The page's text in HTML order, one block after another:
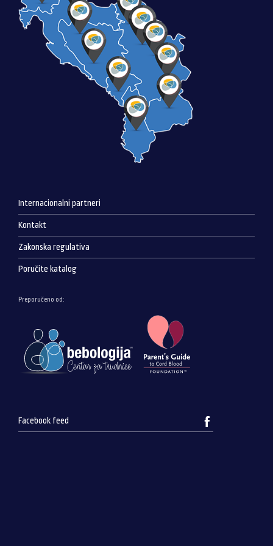
Internacionalni partneri
Kontakt
Zakonska regulativa
Poručite katalog
Preporučeno od:
Facebook feed